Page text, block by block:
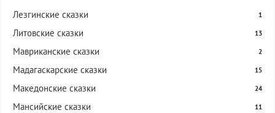
Лезгинские сказки 1
Литовские сказки 13
Мавриканские сказки 2
Мадагаскарские сказки 15
Македонские сказки 24
Мансийские сказки 11